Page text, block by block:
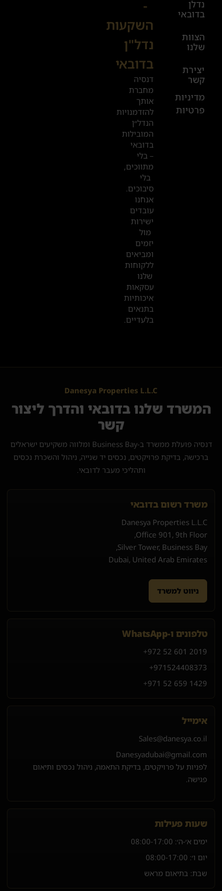
נדלן
בדובאי
הצוות
שלנו
יצירת
קשר
מדיניות
פרטיות
יום ו׳
08:00-
17:00
+972
52
601
2019
המשרדים
שלנו
בדובאי
-
השקעות
נדל"ן
בדובאי
דנסיה
מחברת
אותך
להזדמנויות
הנדל״ן
המובילות
בדובאי
– בלי
מתווכים,
בלי
סיבוכים.
אנחנו
עובדים
ישירות
מול
יזמים
ומביאים
ללקוחות
שלנו
עסקאות
איכותיות
בתנאים
בלעדיים.
Danesya Properties L.L.C
המשרד שלנו בדובאי והדרך ליצור
קשר
דנסיה פועלת ממשרד ב-Business Bay ומלווה משקיעים ישראלים
ברכישה, בדיקת פרויקטים, נכסים יד שנייה, ניהול והשכרת נכסים
ותהליכי מעבר לדובאי.
משרד רשום בדובאי
Danesya Properties L.L.C
Office 901, 9th Floor,
Silver Tower, Business Bay,
Dubai, United Arab Emirates
ניווט למשרד
טלפונים ו-WhatsApp
+972 52 601 2019
+971 524408373
+971 52 659 1429
אימייל
Sales@danesya.co.il
Danesyadubai@gmail.com
לפניות על פרויקטים, בדיקת התאמה, ניהול נכסים ותיאום
פגישה.
שעות פעילות
ימים א׳-ה׳: 08:00-17:00
יום ו׳: 08:00-17:00
שבת: בתיאום מראש